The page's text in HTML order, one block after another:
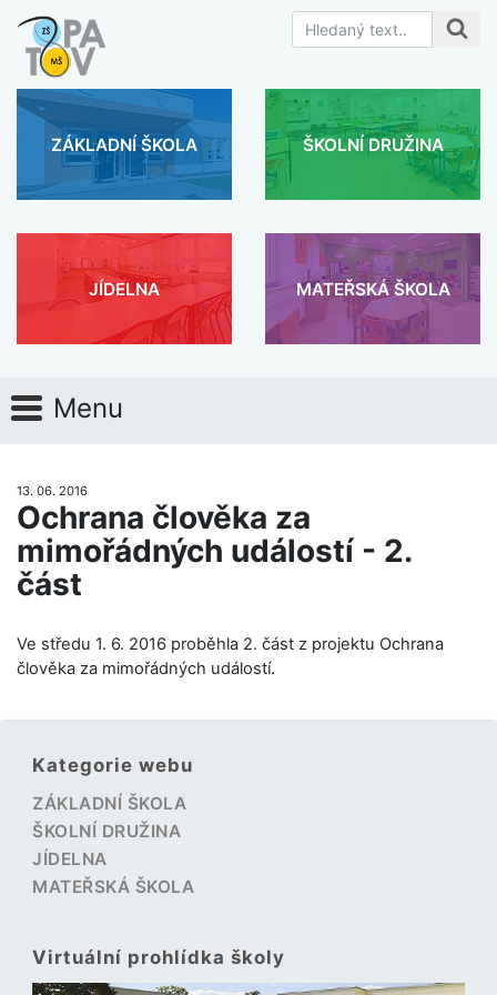
ZÁKLADNÍ ŠKOLA ŠKOLNÍ DRUŽINA
JÍDELNA MATEŘSKÁ ŠKOLA
Menu
13. 06. 2016
Ochrana člověka za
mimořádných událostí - 2.
část
Ve středu 1. 6. 2016 proběhla 2. část z projektu Ochrana
člověka za mimořádných událostí.
Kategorie webu
ZÁKLADNÍ ŠKOLA
ŠKOLNÍ DRUŽINA
JÍDELNA
MATEŘSKÁ ŠKOLA
Virtuální prohlídka školy